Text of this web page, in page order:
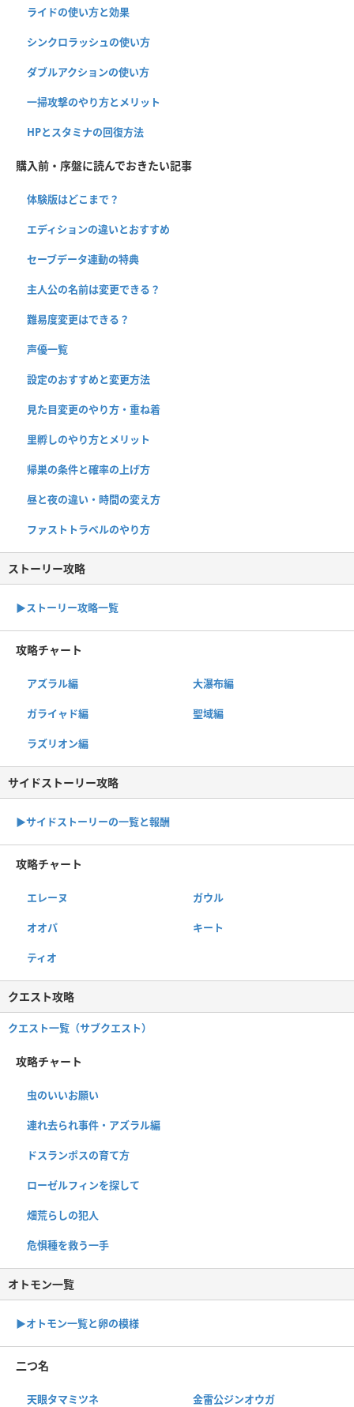
ライドの使い方と効果
シンクロラッシュの使い方
ダブルアクションの使い方
一掃攻撃のやり方とメリット
HPとスタミナの回復方法
購入前・序盤に読んでおきたい記事
体験版はどこまで？
エディションの違いとおすすめ
セーブデータ連動の特典
主人公の名前は変更できる？
難易度変更はできる？
声優一覧
設定のおすすめと変更方法
見た目変更のやり方・重ね着
里孵しのやり方とメリット
帰巣の条件と確率の上げ方
昼と夜の違い・時間の変え方
ファストトラベルのやり方
ストーリー攻略
▶︎ストーリー攻略一覧
攻略チャート
アズラル編 大瀑布編
ガライャド編 聖域編
ラズリオン編
サイドストーリー攻略
▶サイドストーリーの一覧と報酬
攻略チャート
エレーヌ ガウル
オオパ キート
ティオ
クエスト攻略
クエスト一覧（サブクエスト）
攻略チャート
虫のいいお願い
連れ去られ事件・アズラル編
ドスランポスの育て方
ローゼルフィンを探して
畑荒らしの犯人
危惧種を救う一手
オトモン一覧
▶︎オトモン一覧と卵の模様
二つ名
天眼タマミツネ 金雷公ジンオウガ